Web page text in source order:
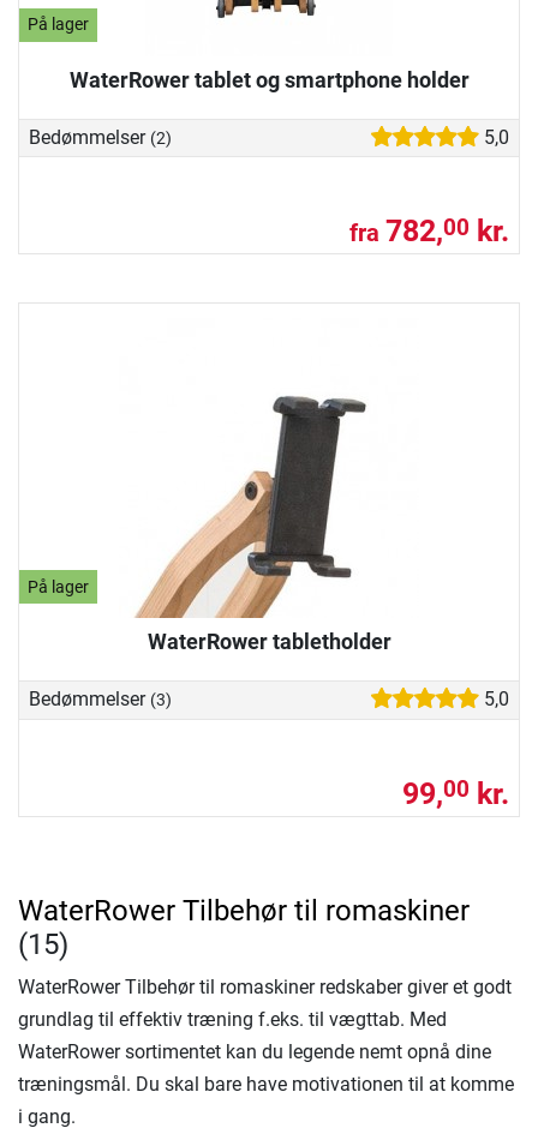
På lager
WaterRower tablet og smartphone holder
Bedømmelser (2) 5,0
fra 782,00 kr.
På lager
WaterRower tabletholder
Bedømmelser (3) 5,0
99,00 kr.
WaterRower Tilbehør til romaskiner
(15)
WaterRower Tilbehør til romaskiner redskaber giver et godt
grundlag til effektiv træning f.eks. til vægttab. Med
WaterRower sortimentet kan du legende nemt opnå dine
træningsmål. Du skal bare have motivationen til at komme
i gang.